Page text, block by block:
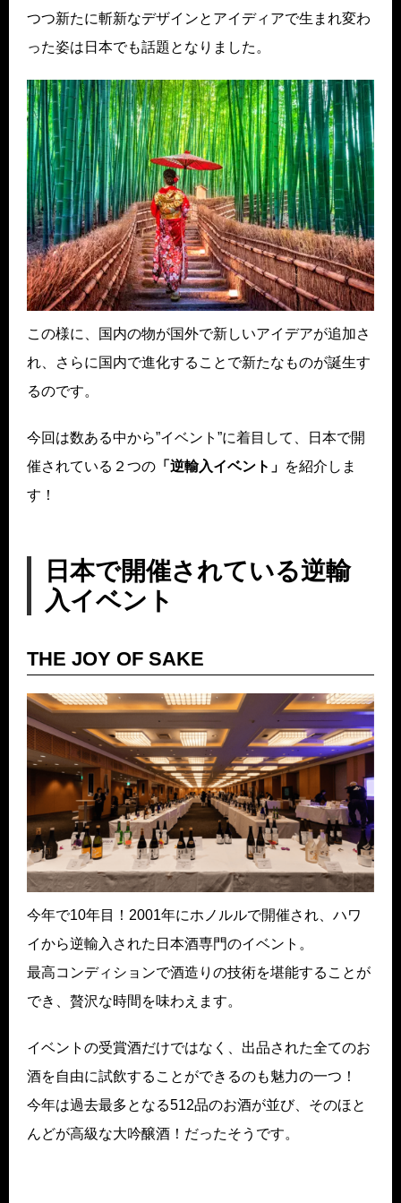
つつ新たに斬新なデザインとアイディアで生まれ変わ
った姿は日本でも話題となりました。
この様に、国内の物が国外で新しいアイデアが追加さ
れ、さらに国内で進化することで新たなものが誕生す
るのです。
今回は数ある中から”イベント”に着目して、日本で開
催されている２つの 「逆輸入イベント」 を紹介しま
す！
日本で開催されている逆輸
入イベント
THE JOY OF SAKE
今年で10年目！2001年にホノルルで開催され、ハワ
イから逆輸入された日本酒専門のイベント。
最高コンディションで酒造りの技術を堪能することが
でき、贅沢な時間を味わえます。
イベントの受賞酒だけではなく、出品された全てのお
酒を自由に試飲することができるのも魅力の一つ！
今年は過去最多となる512品のお酒が並び、そのほと
んどが高級な大吟醸酒！だったそうです。